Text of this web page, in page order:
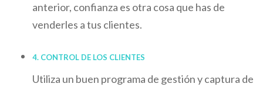
anterior, confianza es otra cosa que has de
venderles a tus clientes.
4. CONTROL DE LOS CLIENTES
Utiliza un buen programa de gestión y captura de